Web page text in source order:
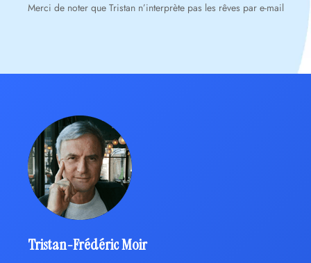
Merci de noter que Tristan n’interprète pas les rêves par e-mail
Tristan-Frédéric Moir